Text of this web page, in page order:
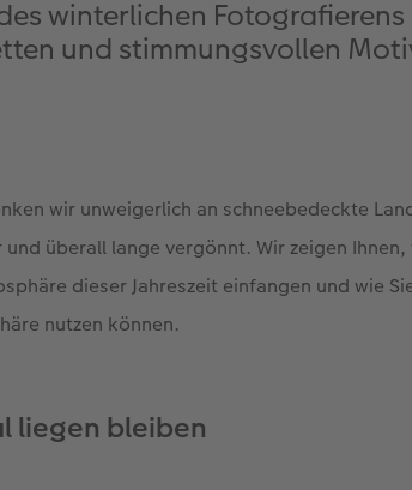
winterlichen
und stimmungsvollen
wir unweigerlich an schneebedeckte
und überall lange vergönnt. Wir zeigen
dieser Jahreszeit einfangen und wie
nutzen können.
liegen bleiben